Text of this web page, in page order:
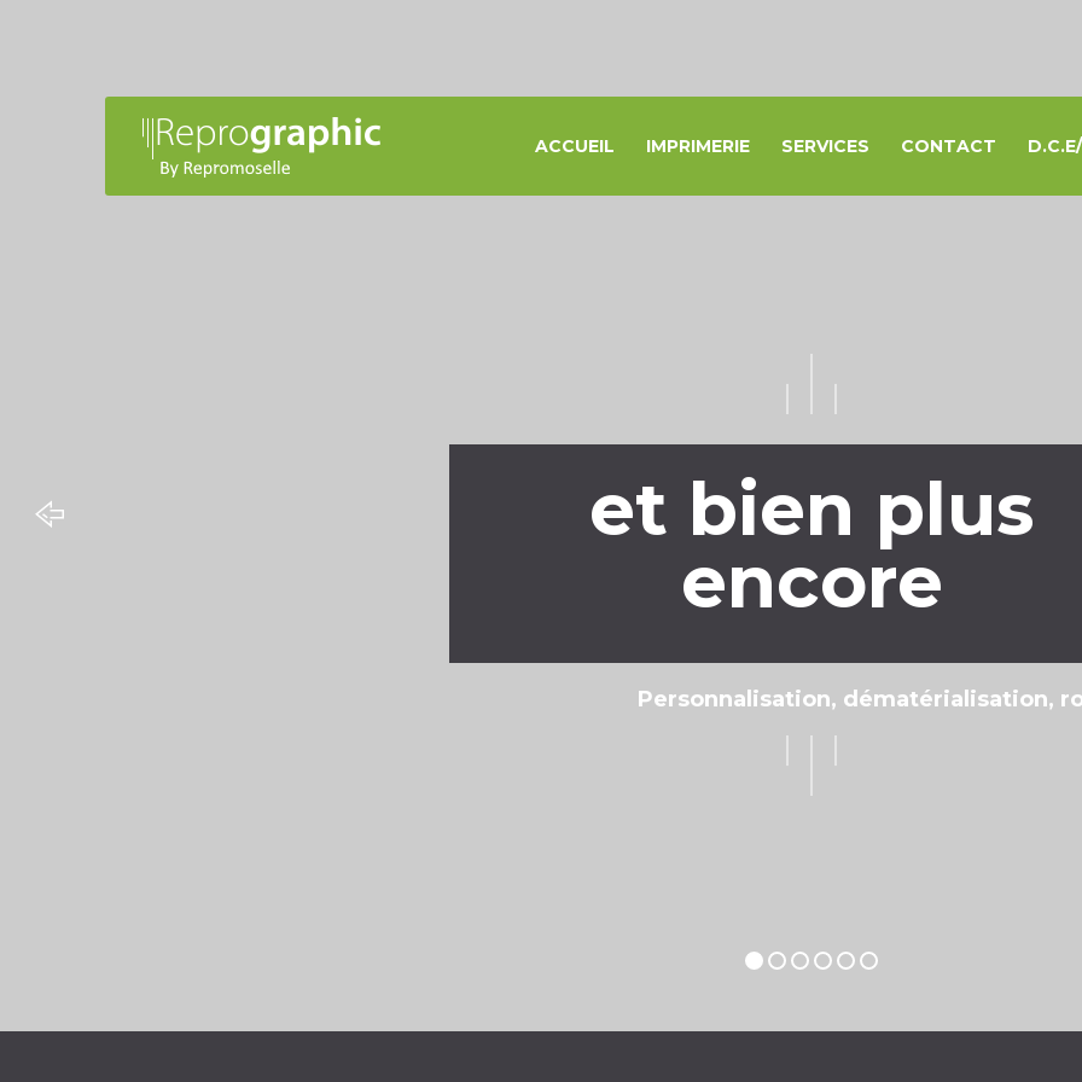
ACCUEIL IMPRIMERIE SERVICES CONTACT
Conception &
Création
Expérience et